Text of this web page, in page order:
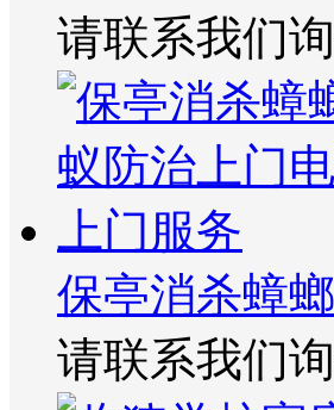
请联系我们
保亭消杀蟑
请联系我们